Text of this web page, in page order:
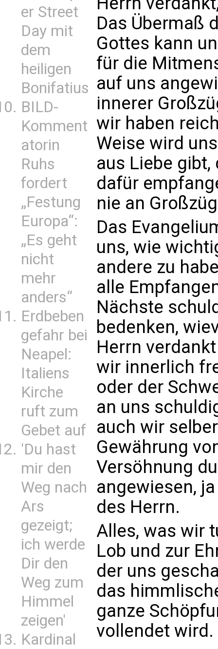
er Street
Day mit
dem
heiligen
Bonifatius
BILD-
Komment
atorin
Ruhs
fordert
„Festung
Europa“:
„Es geht
nicht
mehr
anders“
Erdbeben
gefahr bei
Neapel:
Italiens
Kirche
ruft zum
Gebet auf
'Du hast
mir den
Weg nach
Ars
gezeigt;
ich werde
Dir den
Weg zum
Himmel
zeigen'
Kardinal
Das Übermaß
Gottes kann
für die
auf uns
innerer
wir haben
Weise wird
aus Liebe
dafür
nie an
Das
uns, wie
andere zu
alle
Nächste
bedenken,
Herrn
wir innerlich
oder der
an uns
auch wir
Gewährung
Versöhnung
angewiesen,
des Herrn.
Alles, was wir
Lob und zur
der uns
das
ganze
vollendet wird.